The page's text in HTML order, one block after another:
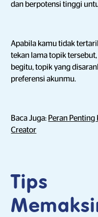
dan berpotensi tinggi
Apabila kamu tidak
tekan lama topik
begitu, topik yang
preferensi akunmu.
Baca Juga: Peran
Creator
Tips